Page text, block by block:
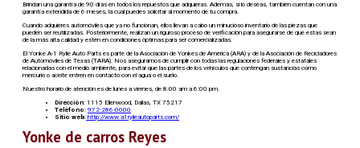
Brindan una garantía de 90 días en todos los repuestos que adquieras. Además, si lo deseas, también cuentan con una
garantía extendida de 6 meses, la cual puedes solicitar al momento de tu compra.
Cuando adquieres automóviles que ya no funcionan, ellos llevan a cabo un minucioso inventario de las piezas que
pueden ser reutilizadas. Posteriormente, realizan un riguroso proceso de verificación para asegurarse de que estas sean
de la más alta calidad y estén en condiciones óptimas para ser comercializadas.
El Yonke A-1 Rylie Auto Parts es parte de la Asociación de Yonkes de América (ARA) y de la Asociación de Recicladores
de Automóviles de Texas (TARA). Nos aseguramos de cumplir con todas las regulaciones federales y estatales
relacionadas con el medio ambiente, para evitar que las partes de los vehículos que contengan sustancias como
mercurio o aceite entren en contacto con el agua o el suelo.
Nuestro horario de atención es de lunes a viernes, de 8:00 am a 6:00 pm.
Dirección: 1115 Ellenwood, Dallas, TX 75217
Teléfono: 972-286-0000
Sitio web: http://www.a1rylieautoparts.com/
Yonke de carros Reyes